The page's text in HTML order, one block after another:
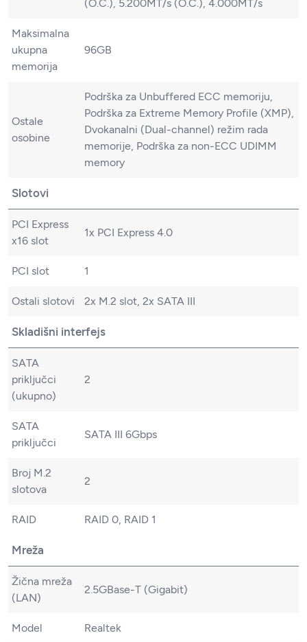
(O.C.), 5.200MT/s (O.C.), 4.000MT/s
Maksimalna
ukupna
memorija
96GB
Ostale
osobine
Podrška za Unbuffered ECC memoriju,
Podrška za Extreme Memory Profile (XMP),
Dvokanalni (Dual-channel) režim rada
memorije, Podrška za non-ECC UDIMM
memory
Slotovi
PCI Express
x16 slot
1x PCI Express 4.0
PCI slot 1
Ostali slotovi 2x M.2 slot, 2x SATA III
Skladišni interfejs
SATA
priključci
(ukupno)
2
SATA
priključci
SATA III 6Gbps
Broj M.2
slotova
2
RAID RAID 0, RAID 1
Mreža
Žična mreža
(LAN)
2.5GBase-T (Gigabit)
Model Realtek